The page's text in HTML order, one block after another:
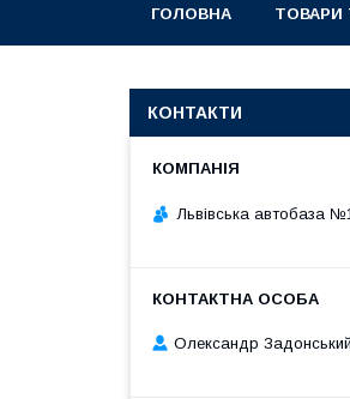
ГОЛОВНА ТОВАРИ
КОНТАКТИ
Львівська автобаза №1
Олександр Задонський